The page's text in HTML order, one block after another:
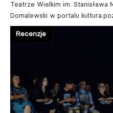
Teatrze Wielkim im. Stanisława
Domalewski w portalu
Recenzje